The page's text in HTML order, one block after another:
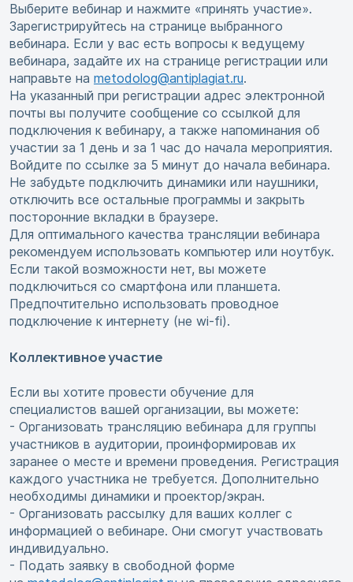
Выберите вебинар и нажмите «принять участие».
Зарегистрируйтесь на странице выбранного
вебинара. Если у вас есть вопросы к ведущему
вебинара, задайте их на странице регистрации или
направьте на metodolog@antiplagiat.ru.
На указанный при регистрации адрес электронной
почты вы получите сообщение со ссылкой для
подключения к вебинару, а также напоминания об
участии за 1 день и за 1 час до начала мероприятия.
Войдите по ссылке за 5 минут до начала вебинара.
Не забудьте подключить динамики или наушники,
отключить все остальные программы и закрыть
посторонние вкладки в браузере.
Для оптимального качества трансляции вебинара
рекомендуем использовать компьютер или ноутбук.
Если такой возможности нет, вы можете
подключиться со смартфона или планшета.
Предпочтительно использовать проводное
подключение к интернету (не wi-fi).
Коллективное участие
Если вы хотите провести обучение для
специалистов вашей организации, вы можете:
- Организовать трансляцию вебинара для группы
участников в аудитории, проинформировав их
заранее о месте и времени проведения. Регистрация
каждого участника не требуется. Дополнительно
необходимы динамики и проектор/экран.
- Организовать рассылку для ваших коллег с
информацией о вебинаре. Они смогут участвовать
индивидуально.
- Подать заявку в свободной форме